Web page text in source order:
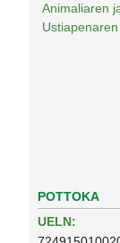
Animaliaren
POTTOKA
UELN: